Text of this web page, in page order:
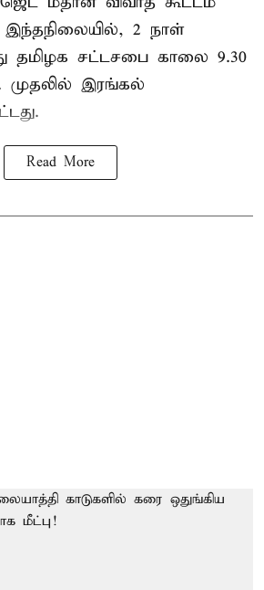
இந்தநிலையில், 2 நாள்
தமிழக சட்டசபை காலை 9.30
முதலில் இரங்கல்
Read More